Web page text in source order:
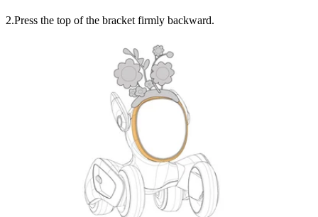
2.Press the top of the bracket firmly backward.